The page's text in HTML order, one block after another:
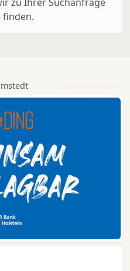
finden.